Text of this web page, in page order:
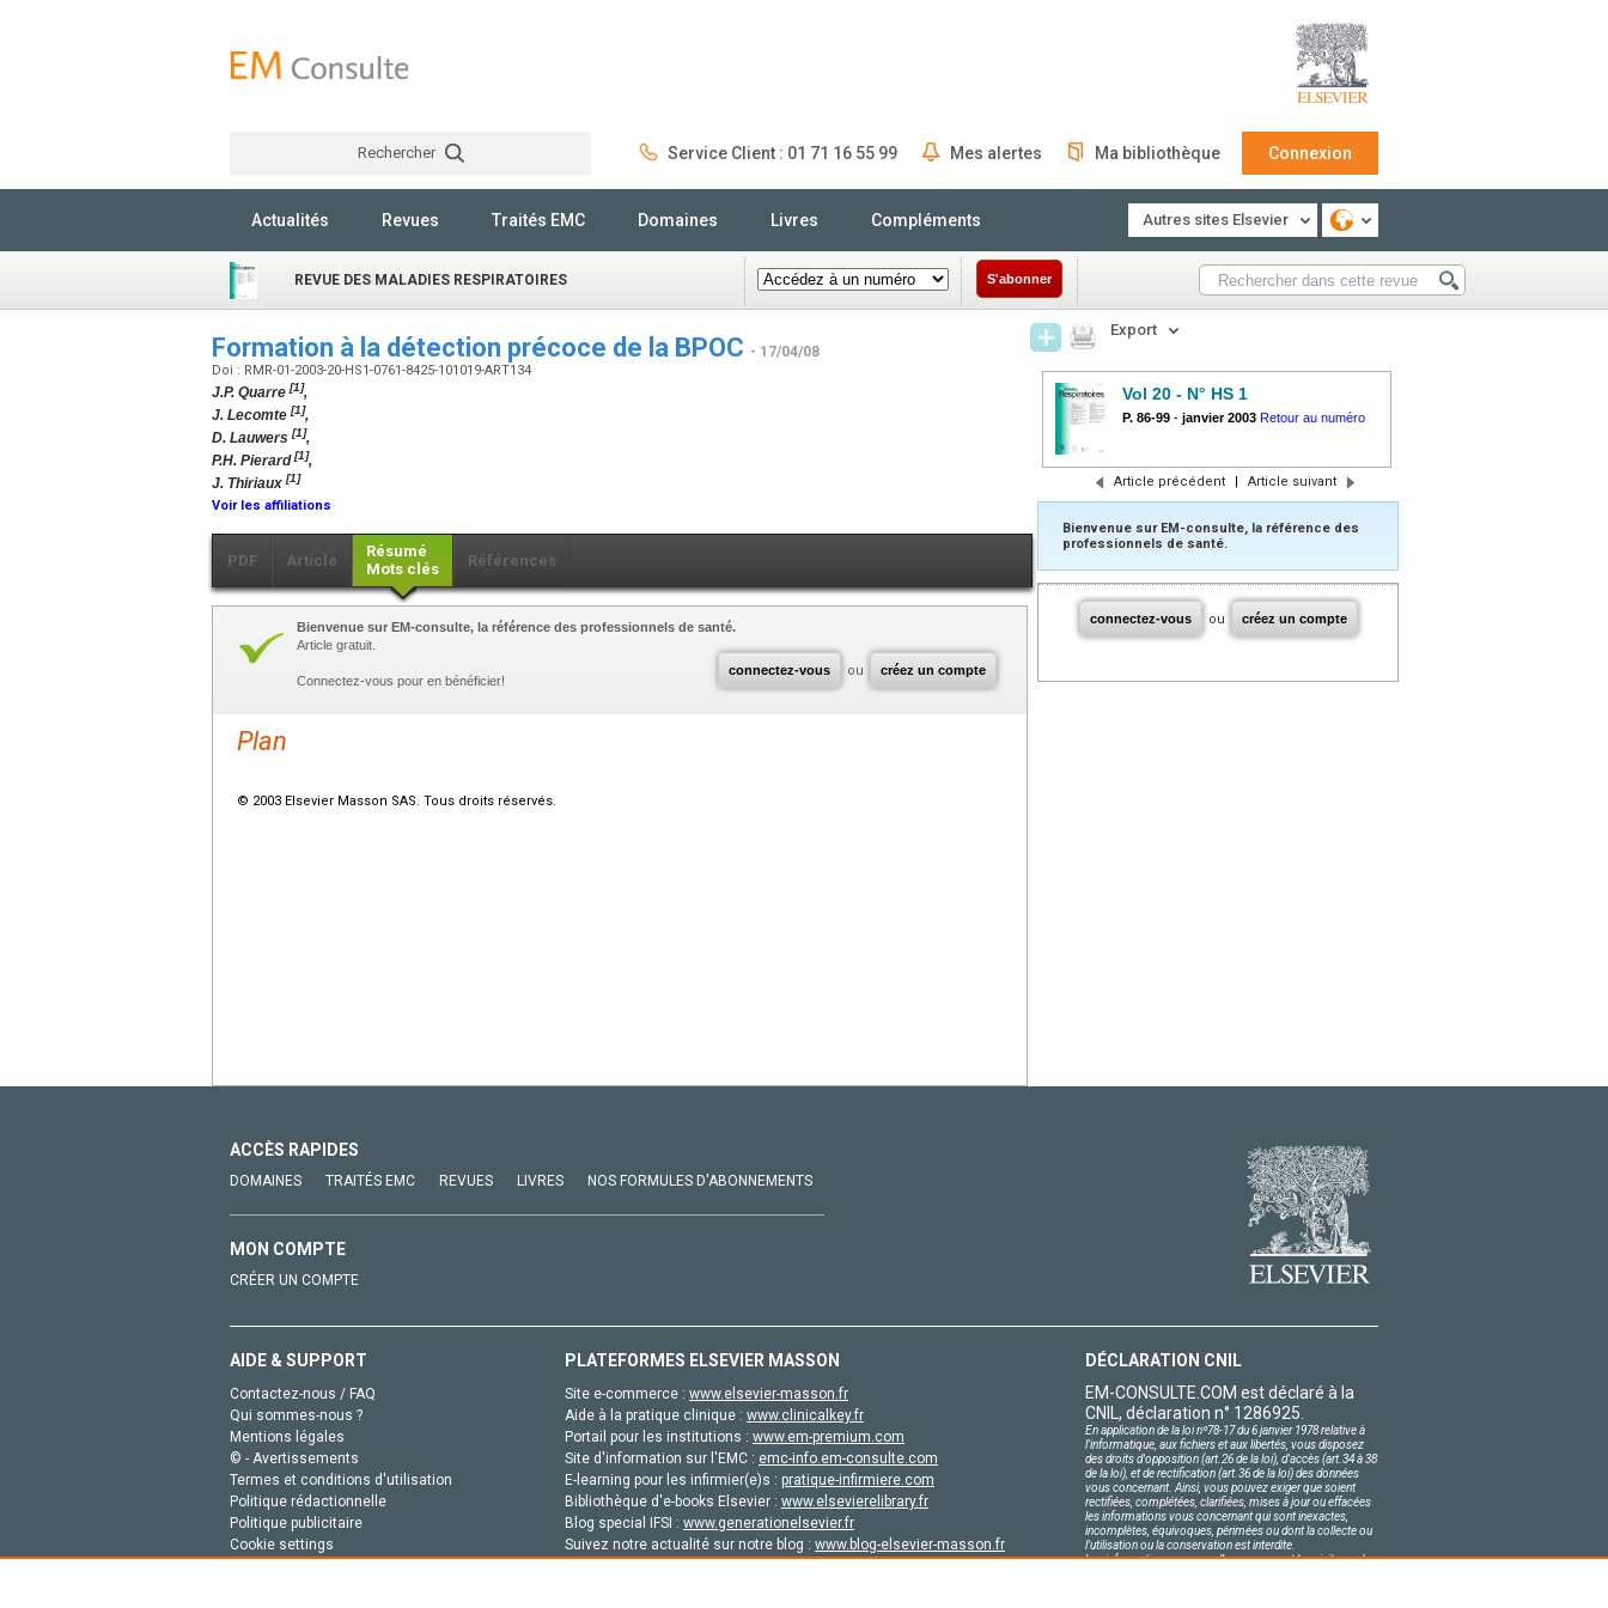
Rechercher Service Client : 01 71 16 55 99 Mes alertes Ma bibliothèque Connexion
Actualités Revues Traités EMC Domaines Livres Compléments Autres sites Elsevier
REVUE DES MALADIES RESPIRATOIRES S'abonner
Formation à la détection précoce de la BPOC - 17/04/08
Doi : RMR-01-2003-20-HS1-0761-8425-101019-ART134
J.P. Quarre [1],
J. Lecomte [1],
D. Lauwers [1],
P.H. Pierard[1],
J. Thiriaux [1]
Voir les affiliations
PDF Article
Résumé
Mots clés
Références
connectez-vous ou créez un compte
Bienvenue sur EM-consulte, la référence des professionnels de santé.
Article gratuit.
Connectez-vous pour en bénéficier!
Plan
© 2003 Elsevier Masson SAS. Tous droits réservés.
Export
Vol 20 - N° HS 1
P. 86-99 - janvier 2003 Retour au numéro
Article précédent | Article suivant
Bienvenue sur EM-consulte, la référence des
professionnels de santé.
connectez-vous ou créez un compte
ACCÈS RAPIDES
DOMAINES TRAITÉS EMC REVUES LIVRES NOS FORMULES D'ABONNEMENTS
MON COMPTE
CRÉER UN COMPTE
AIDE & SUPPORT
Contactez-nous / FAQ
Qui sommes-nous ?
Mentions légales
© - Avertissements
Termes et conditions d'utilisation
Politique rédactionnelle
Politique publicitaire
Cookie settings
PLATEFORMES ELSEVIER MASSON
Site e-commerce : www.elsevier-masson.fr
Aide à la pratique clinique : www.clinicalkey.fr
Portail pour les institutions : www.em-premium.com
Site d'information sur l'EMC : emc-info.em-consulte.com
E-learning pour les infirmier(e)s : pratique-infirmiere.com
Bibliothèque d'e-books Elsevier : www.elsevierelibrary.fr
Blog special IFSI : www.generationelsevier.fr
Suivez notre actualité sur notre blog : www.blog-elsevier-masson.fr
DÉCLARATION CNIL
EM-CONSULTE.COM est déclaré à la
CNIL, déclaration n° 1286925.
En application de la loi nº78-17 du 6 janvier 1978 relative à
l'informatique, aux fichiers et aux libertés, vous disposez
des droits d'opposition (art.26 de la loi), d'accès (art.34 à 38
de la loi), et de rectification (art.36 de la loi) des données
vous concernant. Ainsi, vous pouvez exiger que soient
rectifiées, complétées, clarifiées, mises à jour ou effacées
les informations vous concernant qui sont inexactes,
incomplètes, équivoques, périmées ou dont la collecte ou
l'utilisation ou la conservation est interdite.
Les informations personnelles concernant les visiteurs de